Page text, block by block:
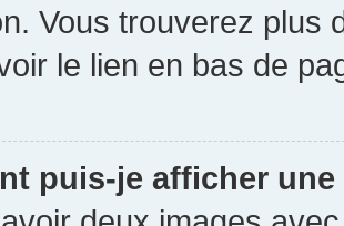
Vous trouverez plus
le lien en bas de
puis-je afficher